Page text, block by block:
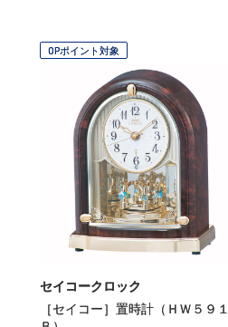
OPポイント対象
セイコークロック
［セイコー］置時計（ＨＷ５９１